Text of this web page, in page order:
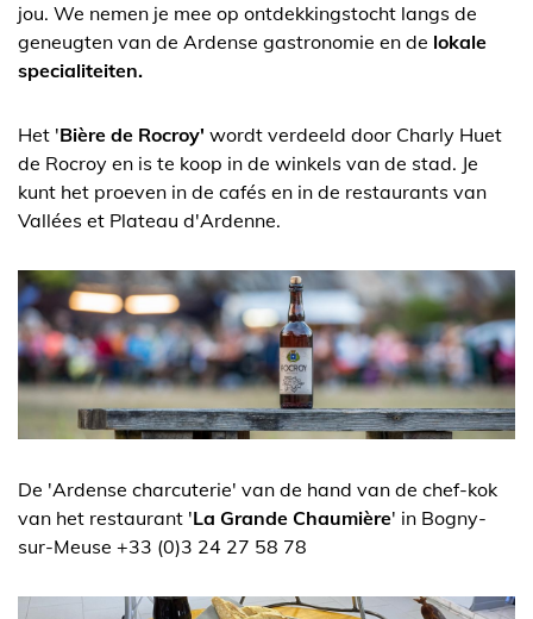
jou. We nemen je mee op ontdekkingstocht langs de
geneugten van de Ardense gastronomie en de lokale
specialiteiten.
Het 'Bière de Rocroy' wordt verdeeld door Charly Huet
de Rocroy en is te koop in de winkels van de stad. Je
kunt het proeven in de cafés en in de restaurants van
Vallées et Plateau d'Ardenne.
De 'Ardense charcuterie' van de hand van de chef-kok
van het restaurant 'La Grande Chaumière' in Bogny-
sur-Meuse +33 (0)3 24 27 58 78